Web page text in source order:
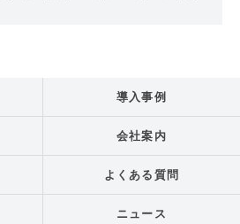
導入事例
会社案内
よくある質問
ニュース